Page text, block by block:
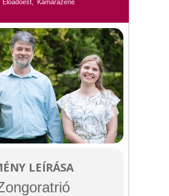
Előadóest, Kamarazene
LEÍRÁSA